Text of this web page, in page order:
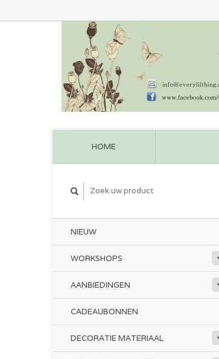
HOME
NIEUW
WORKSHOPS
AANBIEDINGEN
CADEAUBONNEN
DECORATIE MATERIAAL